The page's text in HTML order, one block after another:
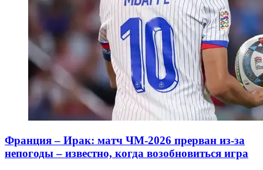
Франция – Ирак: матч ЧМ-2026 прерван из-за
непогоды – известно, когда возобновиться игра